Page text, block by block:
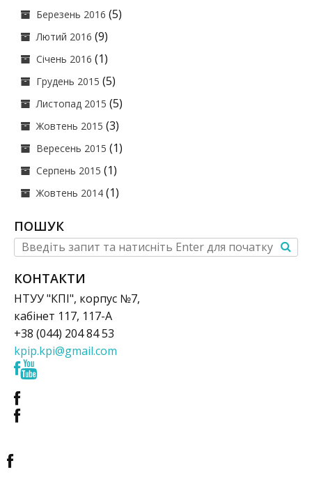
Березень 2016 (5)
Лютий 2016 (9)
Січень 2016 (1)
Грудень 2015 (5)
Листопад 2015 (5)
Жовтень 2015 (3)
Вересень 2015 (1)
Серпень 2015 (1)
Жовтень 2014 (1)
ПОШУК
КОНТАКТИ
НТУУ "КПІ", корпус №7,
кабінет 117, 117-А
+38 (044) 204 84 53
kpip.kpi@gmail.com